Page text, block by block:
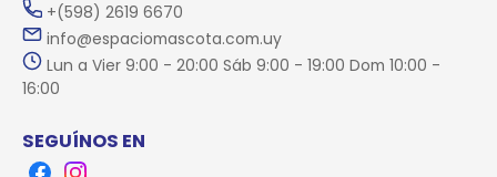
+(598) 2619 6670
info@espaciomascota.com.uy
Lun a Vier 9:00 - 20:00 Sáb 9:00 - 19:00 Dom 10:00 -
16:00
SEGUÍNOS EN